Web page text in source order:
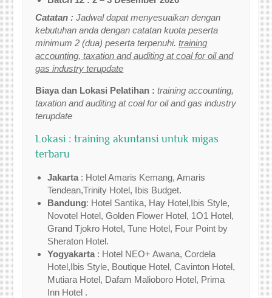
Catatan :Jadwal dapat menyesuaikan dengan
kebutuhan anda dengan catatan kuota peserta
minimum 2 (dua) peserta terpenuhi.training
accounting, taxation and auditing at coal for oil and
gas industry terupdate
Biaya dan Lokasi Pelatihan :training accounting,
taxation and auditing at coal for oil and gas industry
terupdate
Lokasi : training akuntansi untuk migas
terbaru
Jakarta : Hotel Amaris Kemang, Amaris
Tendean,Trinity Hotel, Ibis Budget.
Bandung: Hotel Santika, Hay Hotel,Ibis Style,
Novotel Hotel, Golden Flower Hotel, 1O1 Hotel,
Grand Tjokro Hotel, Tune Hotel, Four Point by
Sheraton Hotel.
Yogyakarta : Hotel NEO+ Awana, Cordela
Hotel,Ibis Style, Boutique Hotel, Cavinton Hotel,
Mutiara Hotel, Dafam Malioboro Hotel, Prima
Inn Hotel .